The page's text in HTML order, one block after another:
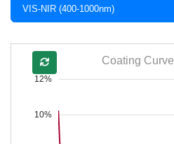
VIS-NIR (400-1000nm)
10%
12%
Coating